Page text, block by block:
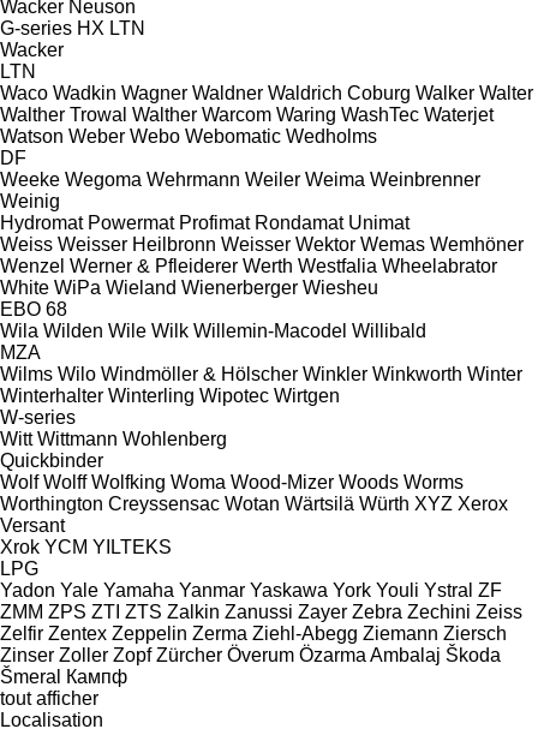
Wacker Neuson
G-series HX LTN
Wacker
LTN
Waco Wadkin Wagner Waldner Waldrich Coburg Walker Walter
Walther Trowal Walther Warcom Waring WashTec Waterjet
Watson Weber Webo Webomatic Wedholms
DF
Weeke Wegoma Wehrmann Weiler Weima Weinbrenner
Weinig
Hydromat Powermat Profimat Rondamat Unimat
Weiss Weisser Heilbronn Weisser Wektor Wemas Wemhöner
Wenzel Werner & Pfleiderer Werth Westfalia Wheelabrator
White WiPa Wieland Wienerberger Wiesheu
EBO 68
Wila Wilden Wile Wilk Willemin-Macodel Willibald
MZA
Wilms Wilo Windmöller & Hölscher Winkler Winkworth Winter
Winterhalter Winterling Wipotec Wirtgen
W-series
Witt Wittmann Wohlenberg
Quickbinder
Wolf Wolff Wolfking Woma Wood-Mizer Woods Worms
Worthington Creyssensac Wotan Wärtsilä Würth XYZ Xerox
Versant
Xrok YCM YILTEKS
LPG
Yadon Yale Yamaha Yanmar Yaskawa York Youli Ystral ZF
ZMM ZPS ZTI ZTS Zalkin Zanussi Zayer Zebra Zechini Zeiss
Zelfir Zentex Zeppelin Zerma Ziehl-Abegg Ziemann Ziersch
Zinser Zoller Zopf Zürcher Överum Özarma Ambalaj Škoda
Šmeral
Кампф
tout afficher
Localisation